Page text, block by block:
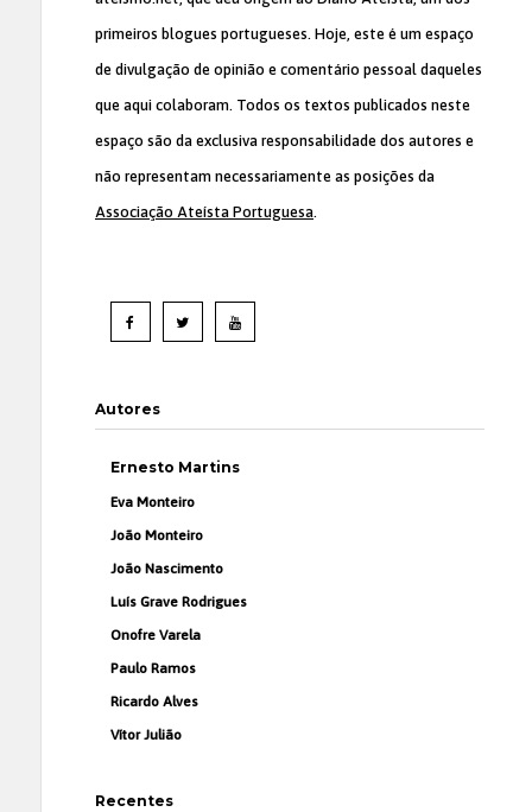
primeiros blogues portugueses. Hoje, este é um espaço
de divulgação de opinião e comentário pessoal daqueles
que aqui colaboram. Todos os textos publicados neste
espaço são da exclusiva responsabilidade dos autores e
não representam necessariamente as posições da
Associação Ateísta Portuguesa.
Autores
Ernesto Martins
Eva Monteiro
João Monteiro
João Nascimento
Luís Grave Rodrigues
Onofre Varela
Paulo Ramos
Ricardo Alves
Vítor Julião
Recentes